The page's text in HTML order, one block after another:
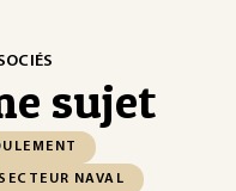
sujet
NAVAL